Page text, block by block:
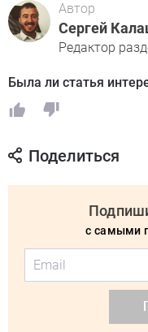
Автор
Сергей
Редактор
Была ли статья
Поделиться
с самыми